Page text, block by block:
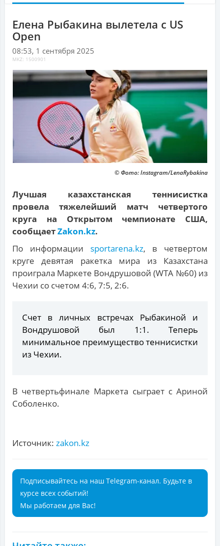
Елена Рыбакина вылетела с US
Open
08:53, 1 сентября 2025
MKZ: 1500901
© Фото: Instagram/LenaRybakina
Лучшая казахстанская теннисистка
провела тяжелейший матч четвертого
круга на Открытом чемпионате США,
сообщаетZakon.kz.
По информации sportarena.kz, в четвертом
круге девятая ракетка мира из Казахстана
проиграла Маркете Вондрушовой (WTA №60) из
Чехии со счетом 4:6, 7:5, 2:6.
Счет в личных встречах Рыбакиной и
Вондрушовой был 1:1. Теперь
минимальное преимущество теннисистки
из Чехии.
В четвертьфинале Маркета сыграет с Ариной
Соболенко.
Источник: zakon.kz
Подписывайтесь на наш Telegram-канал. Будьте в
курсе всех событий!
Мы работаем для Вас!